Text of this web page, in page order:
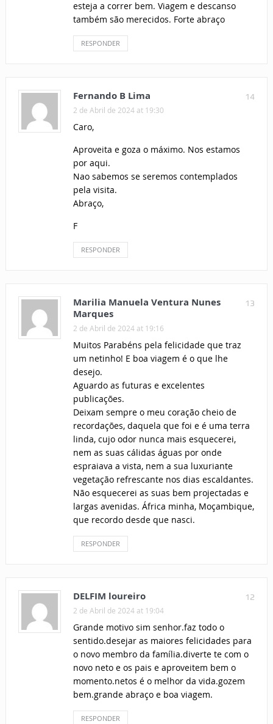
esteja a correr bem. Viagem e descanso
também são merecidos. Forte abraço
RESPONDER
14
Fernando B Lima
2 de Abril de 2024 at 19:30
Caro,
Aproveita e goza o máximo. Nos estamos
por aqui.
Nao sabemos se seremos contemplados
pela visita.
Abraço,
F
RESPONDER
13
Marilia Manuela Ventura Nunes
Marques
2 de Abril de 2024 at 19:16
Muitos Parabéns pela felicidade que traz
um netinho! E boa viagem é o que lhe
desejo.
Aguardo as futuras e excelentes
publicações.
Deixam sempre o meu coração cheio de
recordações, daquela que foi e é uma terra
linda, cujo odor nunca mais esquecerei,
nem as suas cálidas águas por onde
espraiava a vista, nem a sua luxuriante
vegetação refrescante nos dias escaldantes.
Não esquecerei as suas bem projectadas e
largas avenidas. África minha, Moçambique,
que recordo desde que nasci.
RESPONDER
12
DELFIM loureiro
2 de Abril de 2024 at 19:04
Grande motivo sim senhor.faz todo o
sentido.desejar as maiores felicidades para
o novo membro da família.diverte te com o
novo neto e os pais e aproveitem bem o
momento.netos é o melhor da vida.gozem
bem.grande abraço e boa viagem.
RESPONDER